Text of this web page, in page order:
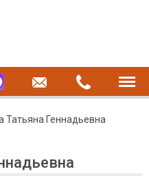
Татьяна Геннадьевна